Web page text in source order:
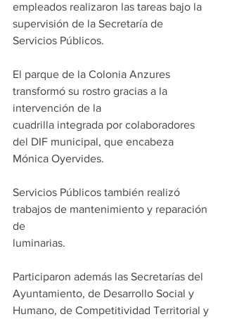
empleados realizaron las tareas bajo la
supervisión de la Secretaría de
Servicios Públicos.
El parque de la Colonia Anzures
transformó su rostro gracias a la
intervención de la
cuadrilla integrada por colaboradores
del DIF municipal, que encabeza
Mónica Oyervides.
Servicios Públicos también realizó
trabajos de mantenimiento y reparación
de
luminarias.
Participaron además las Secretarías del
Ayuntamiento, de Desarrollo Social y
Humano, de Competitividad Territorial y